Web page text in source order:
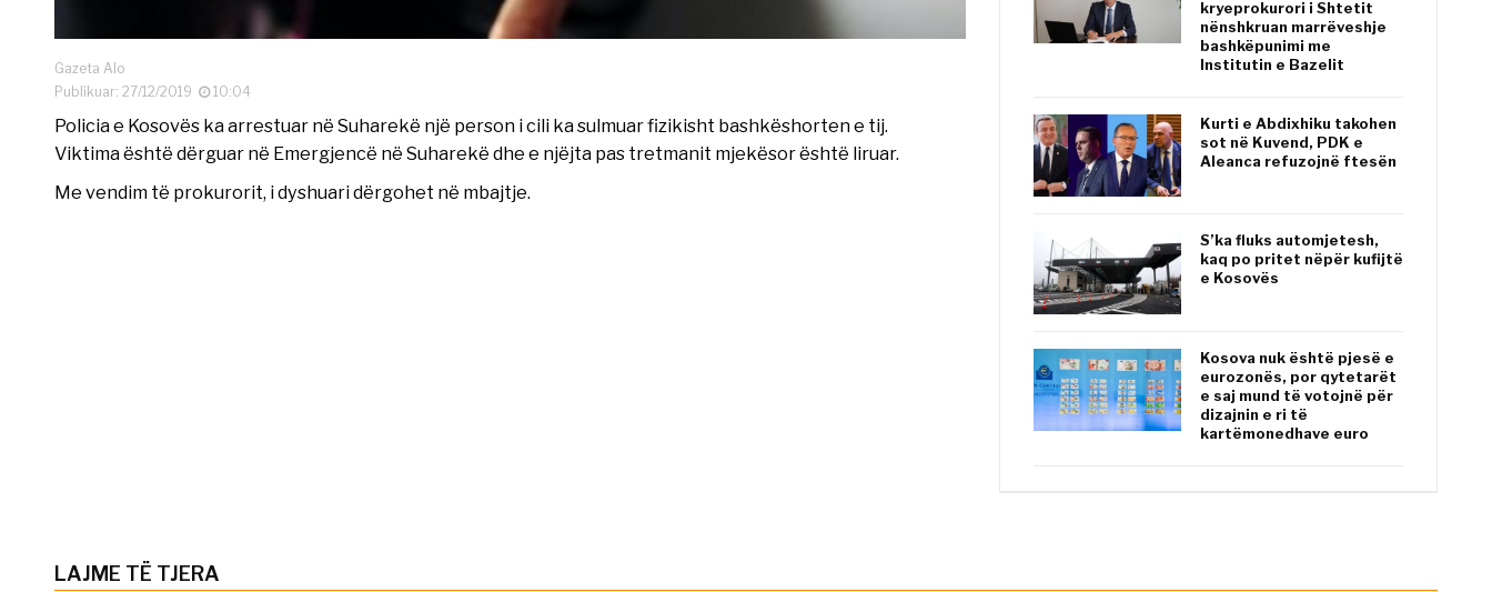
Gazeta Alo
Publikuar: 27/12/2019
10:04
Policia e Kosovës ka arrestuar në Suharekë një person i cili ka sulmuar fizikisht bashkëshorten e tij.
Viktima është dërguar në Emergjencë në Suharekë dhe e njëjta pas tretmanit mjekësor është liruar.
Me vendim të prokurorit, i dyshuari dërgohet në mbajtje.
kryeprokurori i Shtetit
nënshkruan marrëveshje
bashkëpunimi me
Institutin e Bazelit
Kurti e Abdixhiku takohen
sot në Kuvend, PDK e
Aleanca refuzojnë ftesën
S’ka fluks automjetesh,
kaq po pritet nëpër kufijtë
e Kosovës
Kosova nuk është pjesë e
eurozonës, por qytetarët
e saj mund të votojnë për
dizajnin e ri të
kartëmonedhave euro
LAJME TË TJERA